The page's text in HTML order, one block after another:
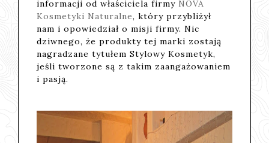
informacji od właściciela firmy NOVA
Kosmetyki Naturalne, który przybliżył
nam i opowiedział o misji firmy. Nic
dziwnego, że produkty tej marki zostają
nagradzane tytułem Stylowy Kosmetyk,
jeśli tworzone są z takim zaangażowaniem
i pasją.